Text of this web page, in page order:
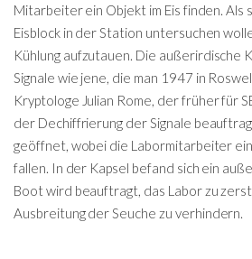
Mitarbeiter ein Objekt im Eis finden. Als
Eisblock in der Station untersuchen
Kühlung aufzutauen. Die außerirdische
Signale wie jene, die man 1947 in
Kryptologe Julian Rome, der früher für
der Dechiffrierung der Signale
geöffnet, wobei die Labormitarbeiter
fallen. In der Kapsel befand sich ein
Boot wird beauftragt, das Labor zu
Ausbreitung der Seuche zu verhindern.